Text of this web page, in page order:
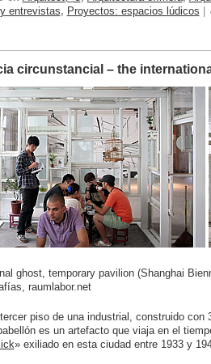
entrevistas, Proyectos: espacios lúdicos
circunstancial – the
ghost, temporary pavilion (Shanghai
raumlabor.net
piso de una industrial, construido
es un artefacto que viaja en el
» exiliado en esta ciudad entre 1933 y